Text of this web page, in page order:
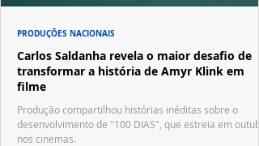
Carlos Saldanha revela o maior desafio de
transformar a história de Amyr Klink em
filme
Produção compartilhou histórias inéditas sobre o
desenvolvimento de "100 DIAS", que estreia em
nos cinemas.
PRODUÇÕES NACIONAIS